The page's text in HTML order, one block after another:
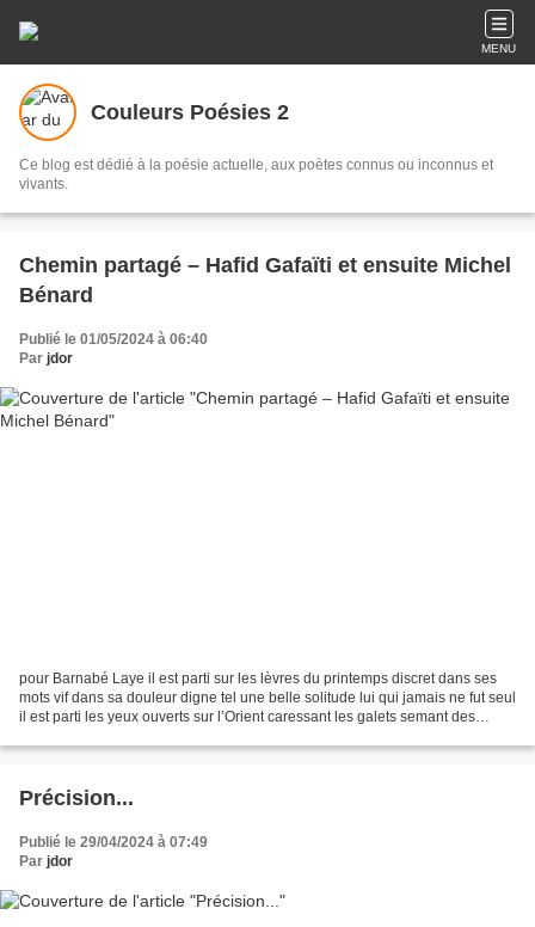
MENU
Couleurs Poésies 2
Ce blog est dédié à la poésie actuelle, aux poètes connus ou inconnus et
vivants.
Chemin partagé – Hafid Gafaïti et ensuite Michel
Bénard
Publié le 01/05/2024 à 06:40
Par jdor
pour Barnabé Laye il est parti sur les lèvres du printemps discret dans ses
mots vif dans sa douleur digne tel une belle solitude lui qui jamais ne fut seul
il est parti les yeux ouverts sur l’Orient caressant les galets semant des
Précision...
Publié le 29/04/2024 à 07:49
Par jdor